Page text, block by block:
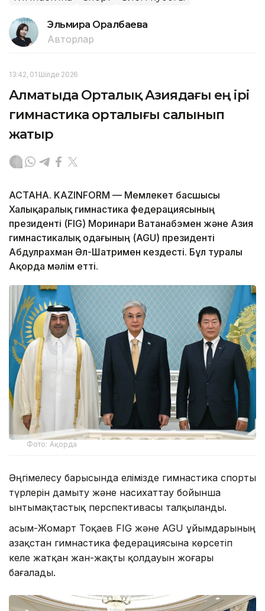
Эльмира Оралбаева
Авторлар
13:42, 01 Шілде 2026
Алматыда Орталық Азиядағы ең ірі
гимнастика орталығы салынып
жатыр
АСТАНА. KAZINFORM — Мемлекет басшысы
Халықаралық гимнастика федерациясының
президенті (FIG) Моринари Ватанабэмен және Азия
гимнастикалық одағының (AGU) президенті
Абдулрахман Әл-Шатримен кездесті. Бұл туралы
Ақорда мәлім етті.
Фото: Ақорда
Әңгімелесу барысында елімізде гимнастика спорты
түрлерін дамыту және насихаттау бойынша
ынтымақтастық перспективасы талқыланды.
Қасым-Жомарт Тоқаев FIG және AGU ұйымдарының
Қазақстан гимнастика федерациясына көрсетіп
келе жатқан жан-жақты қолдауын жоғары
бағалады.